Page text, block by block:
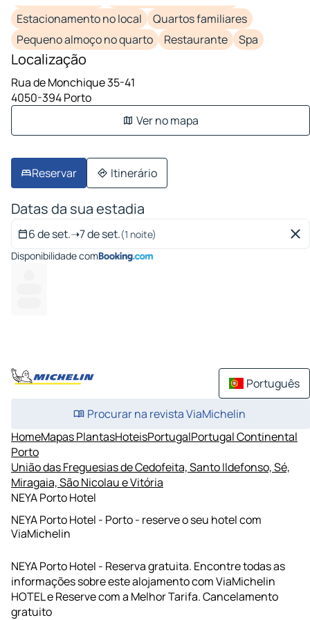
Estacionamento no local
Quartos familiares
Pequeno almoço no quarto
Restaurante Spa
Localização
Rua de Monchique 35-41
4050-394 Porto
Ver no mapa
Reservar Itinerário
Datas da sua estadia
6 de set.➝7 de set.(1 noite)
Disponibilidade com
Português
Procurar na revista ViaMichelin
HomeMapas PlantasHoteisPortugalPortugal Continental
Porto
União das Freguesias de Cedofeita, Santo Ildefonso, Sé,
Miragaia, São Nicolau e Vitória
NEYA Porto Hotel
NEYA Porto Hotel - Porto - reserve o seu hotel com
ViaMichelin
NEYA Porto Hotel - Reserva gratuita. Encontre todas as
informações sobre este alojamento com ViaMichelin
HOTEL e Reserve com a Melhor Tarifa. Cancelamento
gratuito